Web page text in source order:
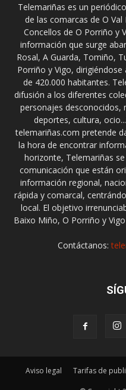
Telemariñas es un
de las comarcas de O
Concellos de O Porriño y
información que surge
Rosal, A Guarda, Tomiño,
Porriño y Vigo,
de 420.000 habitantes.
difusión a los diferentes
personajes desconocidos,
deportes, cultura,
telemariñas.com pretende
la hora de encontrar
horizonte, Telemariñas
comunicación que están
información regional,
rápida y comarcal,
local. El objetivo
Baixo Miño, O Porriño y
Contáctanos:
Aviso legal Tarifas de